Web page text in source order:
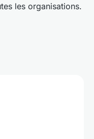
les organisations.